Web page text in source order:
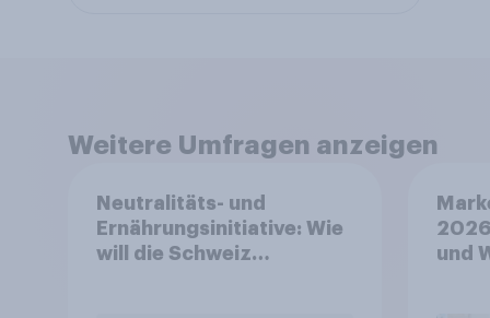
Weitere Umfragen anzeigen
Neutralitäts- und
Ernährungsinitiative: Wie
will die Schweiz
und